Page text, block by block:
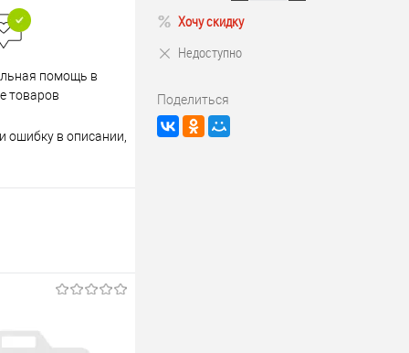
помощь в
товаров
сертифицирован
ошибку в описании,
Хочу скидку
Недоступно
Поделиться